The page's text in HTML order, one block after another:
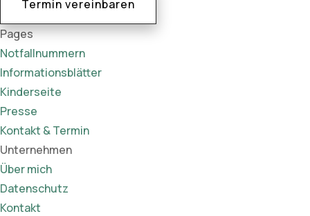
Termin vereinbaren
Pages
Notfallnummern
Informationsblätter
Kinderseite
Presse
Kontakt & Termin
Unternehmen
Über mich
Datenschutz
Kontakt